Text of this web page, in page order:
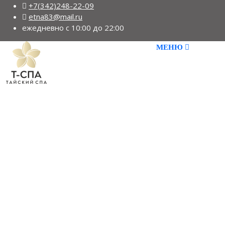
+7(342)248-22-09
etna83@mail.ru
ежедневно с 10:00 до 22:00